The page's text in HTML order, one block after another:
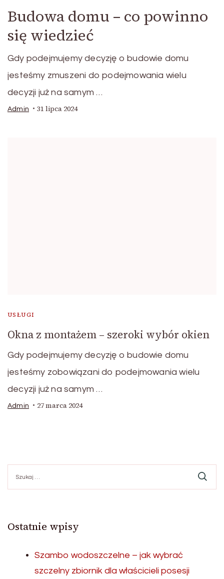
Budowa domu – co powinno
się wiedzieć
Gdy podejmujemy decyzję o budowie domu
jesteśmy zmuszeni do podejmowania wielu
decyzji już na samym …
Admin 31 lipca 2024
USŁUGI
Okna z montażem – szeroki wybór okien
Gdy podejmujemy decyzję o budowie domu
jesteśmy zobowiązani do podejmowania wielu
decyzji już na samym …
Admin 27 marca 2024
Ostatnie wpisy
Szambo wodoszczelne – jak wybrać
szczelny zbiornik dla właścicieli posesji